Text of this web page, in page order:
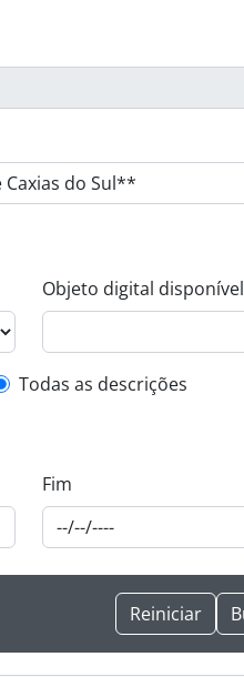
Objeto digital disponível
superior
Todas as descrições
Fim